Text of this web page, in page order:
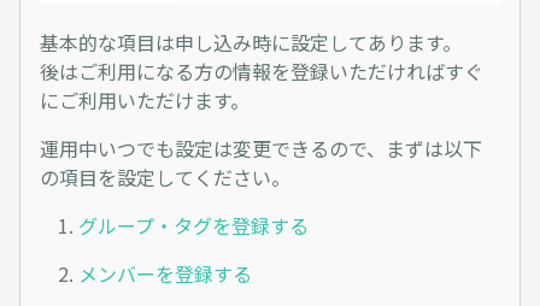
基本的な項目は申し込み時に設定してあります。
後はご利用になる方の情報を登録いただければすぐ
にご利用いただけます。
運用中いつでも設定は変更できるので、まずは以下
の項目を設定してください。
グループ・タグを登録する
メンバーを登録する